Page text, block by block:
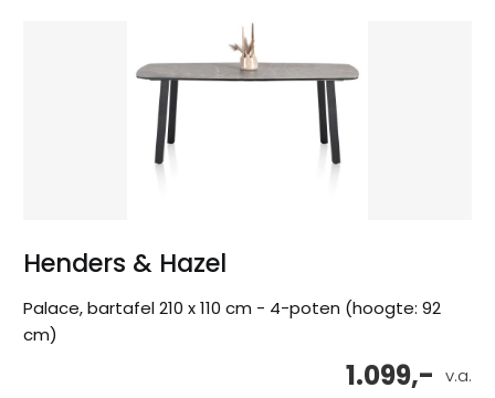
Henders & Hazel
Palace, bartafel 210 x 110 cm - 4-poten (hoogte: 92
cm)
v.a.
1.099,-